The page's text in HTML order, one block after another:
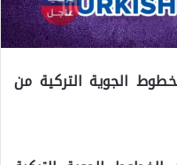
الخطوط الجوية التركية من